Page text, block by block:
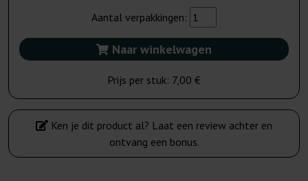
Aantal verpakkingen:
Naar winkelwagen
Prijs per stuk: 7,00 €
Ken je dit product al? Laat een review achter en
ontvang een bonus.